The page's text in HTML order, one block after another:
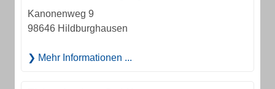
Kanonenweg 9
98646 Hildburghausen
Mehr Informationen ...